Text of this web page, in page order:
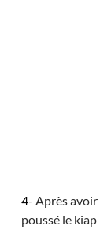
4- Après avoir
poussé le kiap